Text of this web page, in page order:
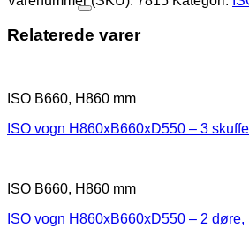
Relaterede varer
ISO B660, H860 mm
ISO vogn H860xB660xD550 – 3
ISO B660, H860 mm
ISO vogn H860xB660xD550 – 2 døre,